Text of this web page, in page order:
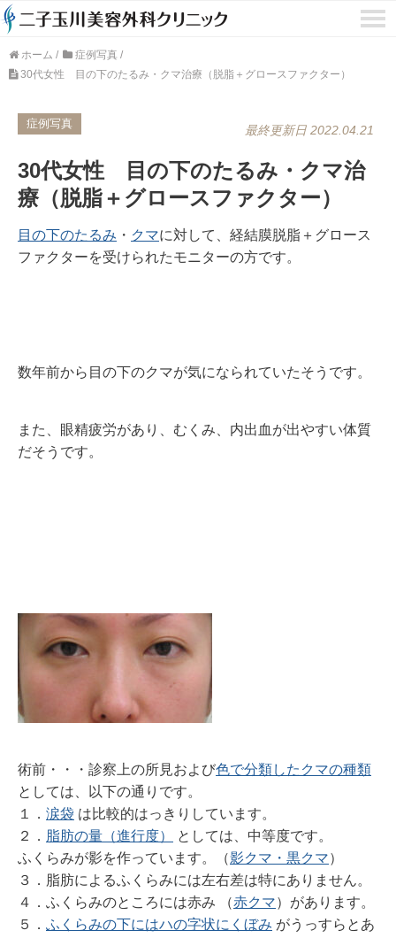
ホーム / 症例写真 /
30代女性 目の下のたるみ・クマ治療（脱脂＋グロースファクター）
症例写真 最終更新日 2022.04.21
30代女性 目の下のたるみ・クマ治
療（脱脂＋グロースファクター）
目の下のたるみ ・ クマに対して、経結膜脱脂＋グロース
ファクターを受けられたモニターの方です。
数年前から目の下のクマが気になられていたそうです。
また、眼精疲労があり、むくみ、内出血が出やすい体質
だそうです。
術前・・・診察上の所見および色で分類したクマの種類
としては、以下の通りです。
１． 涙袋 は比較的はっきりしています。
２． 脂肪の量（進行度）
としては、中等度です。
ふくらみが影を作っています。
（影クマ・黒クマ）
３．脂肪によるふくらみには左右差は特にありません。
４．ふくらみのところには赤み （赤クマ） があります。
５． ふくらみの下にはハの字状にくぼみ がうっすらとあ